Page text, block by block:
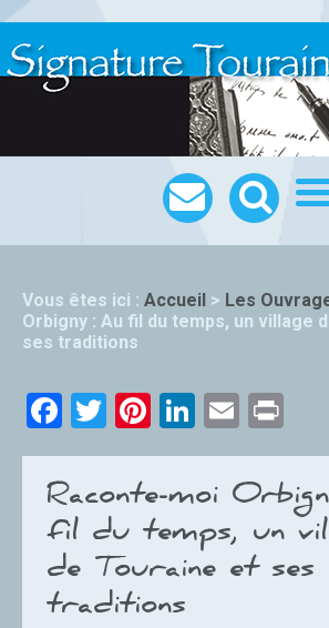
Vous êtes ici : Accueil > Les
Orbigny : Au fil du temps, un village
ses traditions
Facebook
TwitterPinterest
LinkedIn
Email
Raconte-moi
fil du temps, un
de Touraine et ses
traditions